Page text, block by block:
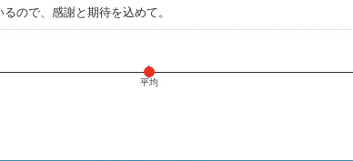
ので、感謝と期待を込めて。
平均